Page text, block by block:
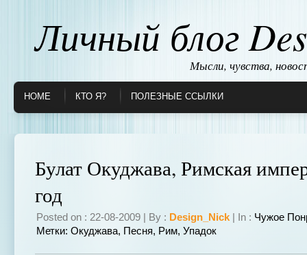
Личный блог
Мысли, чувства,
HOME КТО Я? ПОЛЕЗНЫЕ ССЫЛКИ
Булат Окуджава, Римская
год
Posted on : 22-08-2009 | By : Design_Nick | In : Чужое
Метки: Окуджава, Песня, Рим, Упадок